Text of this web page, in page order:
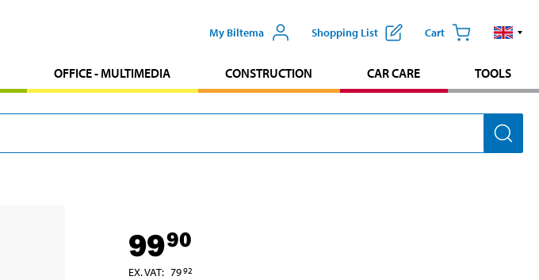
My Biltema Shopping List Cart
OFFICE - MULTIMEDIA CONSTRUCTION CAR CARE TOOLS
9990
EX. VAT: 7992